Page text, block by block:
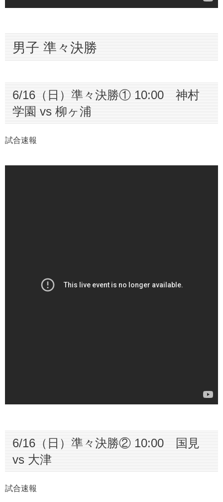
男子 準々決勝
6/16（日）準々決勝① 10:00 神村
学園 vs 柳ヶ浦
試合速報
6/16（日）準々決勝② 10:00 国見
vs 大津
試合速報